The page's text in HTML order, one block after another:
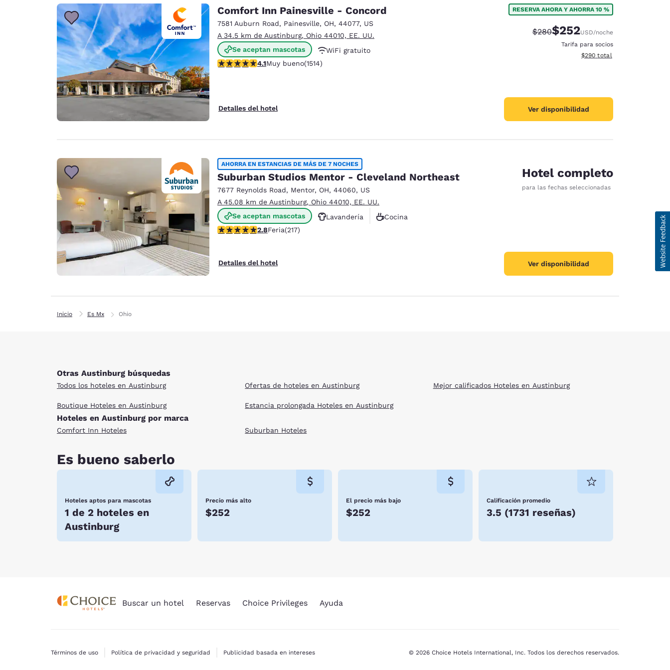
Français Español
Europa
Deutschland Germany
English
Spain
English
English
Asia-Pacífico
Australia India
English
Comfort Inn Painesville - Concord
7581 Auburn Road, Painesville, OH, 44077, US
A 34.5 km de Austinburg, Ohio 44010, EE. UU.
Se aceptan mascotas
WiFi gratuito
Desayuno caliente gratis
calificación de 4.14 estrellas. Muy bueno. 1514 reseñas
4.1Muy bueno(1514)
Detalles del hotel
RESERVA AHORA Y AHORRA 10 %
Precio tachado:
$280Precio con descuento:
$252USD/noche
Tarifa para socios
Ver detalles del total
$290 total
Ver disponibilidad
AHORRA EN ESTANCIAS DE MÁS DE 7 NOCHES
Suburban Studios Mentor - Cleveland Northeast
7677 Reynolds Road, Mentor, OH, 44060, US
A 45.08 km de Austinburg, Ohio 44010, EE. UU.
Se aceptan mascotas
Lavandería
Cocina
calificación de 2.77 estrellas. Feria. 217 reseñas
2.8Feria(217)
Detalles del hotel
Hotel completo
para las fechas seleccionadas
Ver disponibilidad
Inicio Es Mx Ohio
Otras Austinburg búsquedas
Todos los hoteles en Austinburg
Boutique Hoteles en Austinburg
Ofertas de hoteles en Austinburg
Estancia prolongada Hoteles en Austinburg
Mejor calificados Hoteles en Austinburg
Hoteles en Austinburg por marca
Comfort Inn Hoteles Suburban Hoteles
Es bueno saberlo
Hoteles aptos para mascotas
1 de 2 hoteles en
Austinburg
Precio más alto
$252
El precio más bajo
$252
Calificación promedio
3.5 (1731 reseñas)
Buscar un hotel Reservas Choice Privileges Ayuda
Términos de uso Política de privacidad y seguridad Publicidad basada en intereses © 2026 Choice Hotels International, Inc. Todos los derechos reservados.